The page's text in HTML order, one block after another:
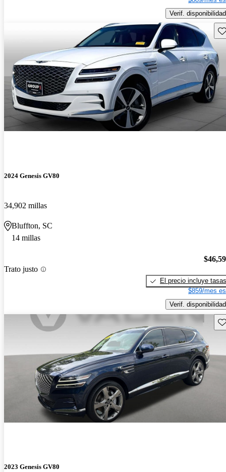
Verif. disponibilidad
2024 Genesis GV80
34,902 millas
Bluffton, SC
14 millas
Trato justo
El precio incluye tasas
$859/mes
Verif. disponibilidad
2023 Genesis GV80